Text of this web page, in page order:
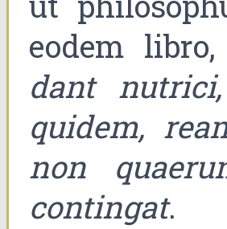
eodem libro,
dant
quidem,
non
contingat.